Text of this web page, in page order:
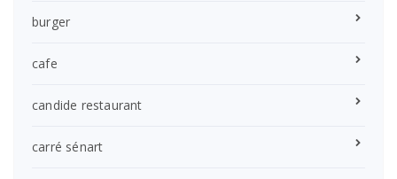
burger
cafe
candide restaurant
carré sénart